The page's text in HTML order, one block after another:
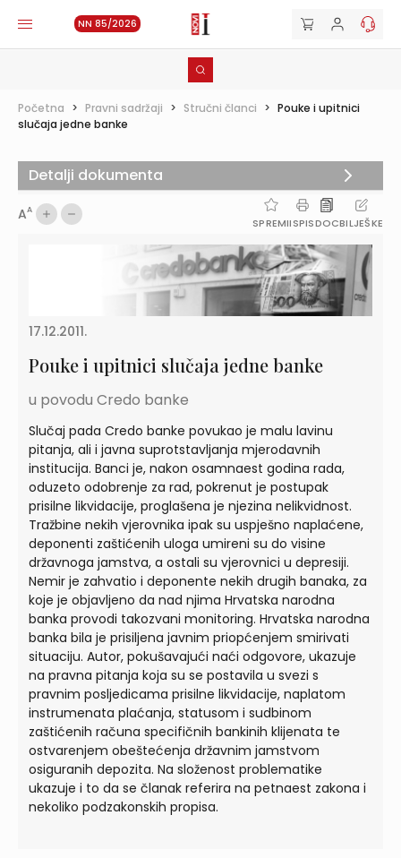
NN 85/2026
Početna > Pravni sadržaji > Stručni članci > Pouke i upitnici
slučaja jedne banke
AA
SPREMIISPISDOCBILJEŠKE
17.12.2011.
Pouke i upitnici slučaja jedne banke
u povodu Credo banke
Slučaj pada Credo banke povukao je malu lavinu
pitanja, ali i javna suprotstavljanja mjerodavnih
institucija. Banci je, nakon osamnaest godina rada,
oduzeto odobrenje za rad, pokrenut je postupak
prisilne likvidacije, proglašena je njezina nelikvidnost.
Tražbine nekih vjerovnika ipak su uspješno naplaćene,
deponenti zaštićenih uloga umireni su do visine
državnoga jamstva, a ostali su vjerovnici u depresiji.
Nemir je zahvatio i deponente nekih drugih banaka, za
koje je objavljeno da nad njima Hrvatska narodna
banka provodi takozvani monitoring. Hrvatska narodna
banka bila je prisiljena javnim priopćenjem smirivati
situaciju. Autor, pokušavajući naći odgovore, ukazuje
na pravna pitanja koja su se postavila u svezi s
pravnim posljedicama prisilne likvidacije, naplatom
instrumenata plaćanja, statusom i sudbinom
zaštićenih računa specifičnih bankinih klijenata te
ostvarenjem obeštećenja državnim jamstvom
osiguranih depozita. Na složenost problematike
ukazuje i to da se članak referira na petnaest zakona i
nekoliko podzakonskih propisa.
Detalji dokumenta